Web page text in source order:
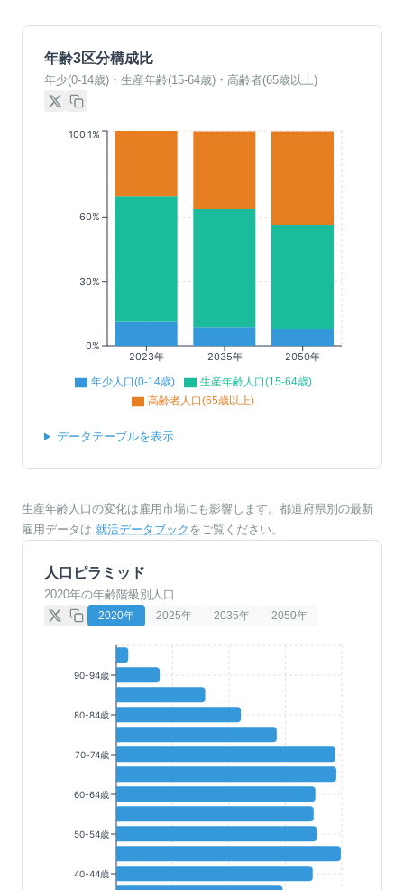
年齢3区分構成比
年少(0-14歳)・生産年齢(15-64歳)・高齢者(65歳以上)
2023年 2035年 2050年
0%
30%
60%
100.1%
年少人口(0-14歳)
生産年齢人口(15-64歳)
高齢者人口(65歳以上)
データテーブルを表示
生産年齢人口の変化は雇用市場にも影響します。都道府県別の最新
雇用データは 就活データブック をご覧ください。
人口ピラミッド
2020年の年齢階級別人口
2020年 2025年 2035年 2050年
90-94歳
80-84歳
70-74歳
60-64歳
50-54歳
40-44歳